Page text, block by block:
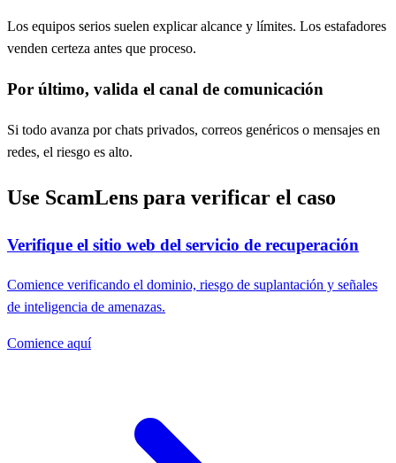
Los equipos serios suelen explicar alcance y límites. Los estafadores
venden certeza antes que proceso.
Por último, valida el canal de comunicación
Si todo avanza por chats privados, correos genéricos o mensajes en
redes, el riesgo es alto.
Use ScamLens para verificar el caso
Verifique el sitio web del servicio de recuperación
Comience verificando el dominio, riesgo de suplantación y señales
de inteligencia de amenazas.
Comience aquí